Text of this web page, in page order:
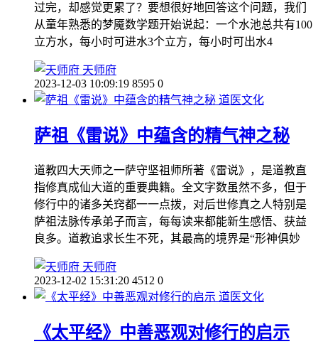
过完，却感觉更累了？要想很好地回答这个问题，我们
从童年熟悉的梦魇数学题开始说起：一个水池总共有100
立方水，每小时可进水3个立方，每小时可出水4
天师府
2023-12-03 10:09:19 8595 0
道医文化
萨祖《雷说》中蕴含的精气神之秘
道教四大天师之一萨守坚祖师所著《雷说》，是道教直
指修真成仙大道的重要典籍。全文字数虽然不多，但于
修行中的诸多关窍都一一点拨，对后世修真之人特别是
萨祖法脉传承弟子而言，每每读来都能新生感悟、获益
良多。道教追求长生不死，其最高的境界是“形神俱妙
天师府
2023-12-02 15:31:20 4512 0
道医文化
《太平经》中善恶观对修行的启示